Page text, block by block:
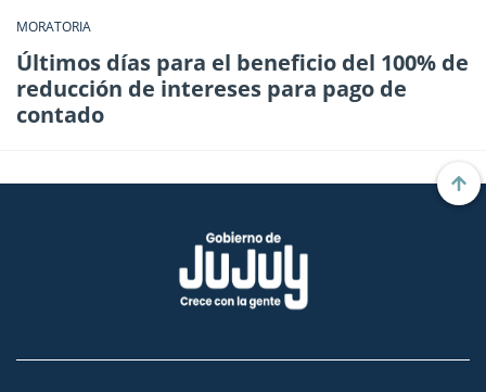
MORATORIA
Últimos días para el beneficio del 100% de
reducción de intereses para pago de
contado